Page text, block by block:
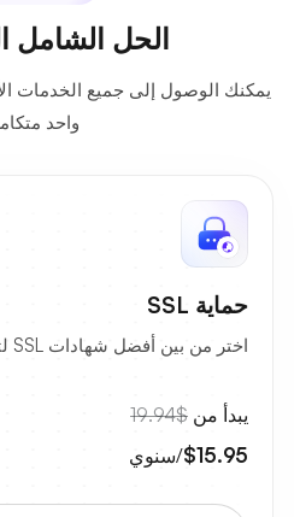
الحل الشامل
يمكنك الوصول إلى جميع الخدمات
واحد
حماية SSL
اختر من بين أفضل شهادات SSL لتأمين بيانات موقعك.
يبدأ من $19.94
$15.95/سنوي